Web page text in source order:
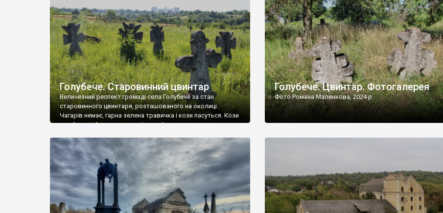
[…]
Голубече. Старовинний цвинтар
Величезний респект громаді села Голубече за стан
старовинного цвинтаря, розташованого на околиці.
Чагарів немає, гарна зелена травичка і кози пасуться. Кози
– найкращий регулятор шкідливої, для старих кладовищ,
бруньками, кози ті бруньки обгризають, бо то улюблений
делікатес. На цвинтарі у Голубечому ціла колекція
різноманітних форм хрестів. Село відносно невелике, […]
Голубече. Цвинтар. Фотогалерея
Фото Романа Маленкова, 2024 р.